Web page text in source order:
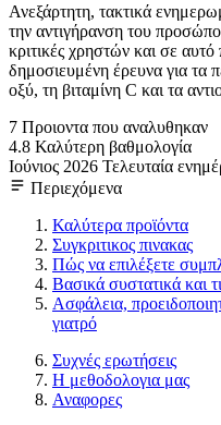
Ανεξάρτητη, τακτικά
την αντιγήρανση του
κριτικές χρηστών και σε αυτό
δημοσιευμένη έρευνα για τα
οξύ, τη βιταμίνη C και τα
7 Προιοντα που αναλυθηκαν
4.8 Καλύτερη βαθμολογία
Ιούνιος 2026 Τελευταία
Περιεχόμενα
Καλύτερα προϊόντα
Συγκριτικος πινακας
Πώς να επιλέξετε
Βασικά συστατικά και
Ασφάλεια,
γιατρό
Συχνές ερωτήσεις
Η μεθοδολογια μας
Αναφορες